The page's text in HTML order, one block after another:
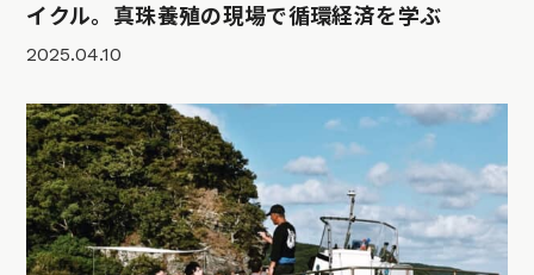
イクル。真珠養殖の現場で循環経済を学ぶ
2025.04.10